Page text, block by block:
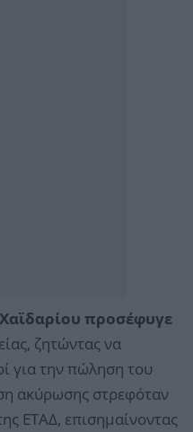
προσέφυγε
ζητώντας να
για την πώληση του
ακύρωσης στρεφόταν
ΕΤΑΔ, επισημαίνοντας